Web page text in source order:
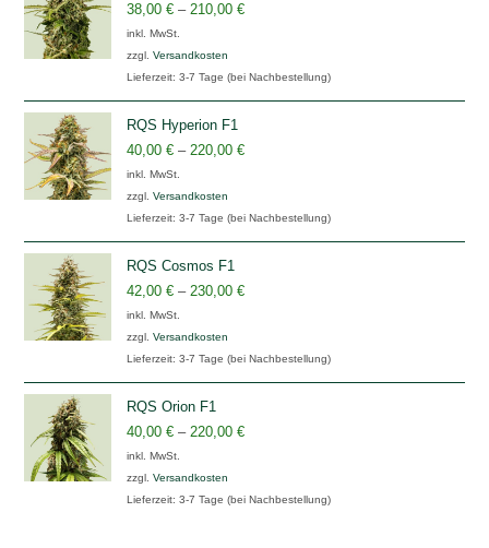
38,00€ –210,00€
inkl. MwSt.
zzgl.Versandkosten
Lieferzeit:3-7 Tage (bei Nachbestellung)
RQS Hyperion F1
40,00€ –220,00€
inkl. MwSt.
zzgl.Versandkosten
Lieferzeit:3-7 Tage (bei Nachbestellung)
RQS Cosmos F1
42,00€ –230,00€
inkl. MwSt.
zzgl.Versandkosten
Lieferzeit:3-7 Tage (bei Nachbestellung)
RQS Orion F1
40,00€ –220,00€
inkl. MwSt.
zzgl.Versandkosten
Lieferzeit:3-7 Tage (bei Nachbestellung)